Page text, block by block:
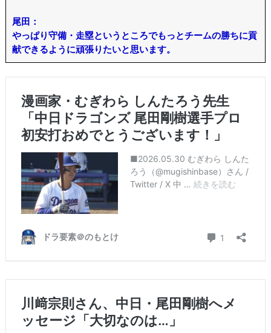
尾田：
やっぱり守備・走塁というところでもっとチームの勝ちに貢
献できるように頑張りたいと思います。